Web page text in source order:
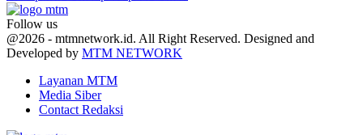
Follow us
Facebook
Twitter
Youtube
@2026 - mtmnetwork.id. All Right Reserved. Designed and
Developed by MTM NETWORK
Layanan MTM
Media Siber
Contact Redaksi